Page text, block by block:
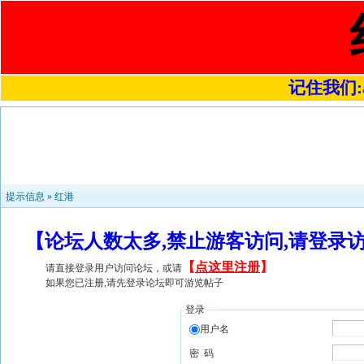
记住我们
提示信息 » 红港
【论坛人数太多,禁止游客访问,请登
请直接登录用户访问论坛，或请 【 点这里注册】
如果您已注册,请先登录论坛即可游览帖子
登录
用户名
密 码